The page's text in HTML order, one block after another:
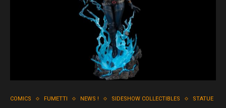
COMICS FUMETTI NEWS ! SIDESHOW COLLECTIBLES STATUE